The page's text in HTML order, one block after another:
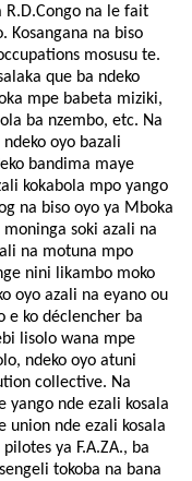
na le fait
Kosangana na biso
mosusu te.
que ba ndeko
mpe babeta miziki,
ba nzembo, etc. Na
oyo bazali
bandima maye
kokabola mpo yango
na biso oyo ya Mboka
soki azali na
na motuna mpo
nini likambo moko
oyo azali na eyano ou
e ko déclencher ba
lisolo wana mpe
ndeko oyo atuni
collective. Na
yango nde ezali kosala
union nde ezali kosala
ya F.A.ZA., ba
tokoba na bana